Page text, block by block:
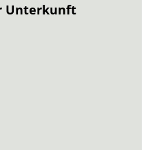
Unterkunft